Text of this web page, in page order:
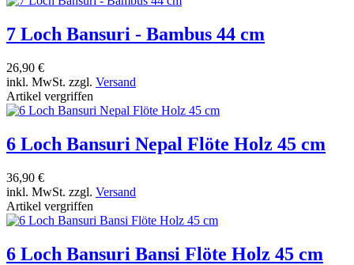
7 Loch Bansuri - Bambus 44 cm
26,90 €
inkl. MwSt. zzgl. Versand
Artikel vergriffen
6 Loch Bansuri Nepal Flöte Holz 45 cm
36,90 €
inkl. MwSt. zzgl. Versand
Artikel vergriffen
6 Loch Bansuri Bansi Flöte Holz 45 cm